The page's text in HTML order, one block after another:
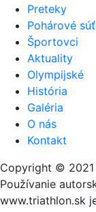
Preteky
Pohárové
Športovci
Aktuality
Olympijské
História
Galéria
O nás
Kontakt
Copyright © 2021
Používanie
www.triathlon.sk